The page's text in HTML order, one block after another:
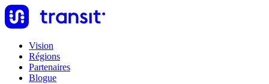
Vision
Régions
Partenaires
Blogue